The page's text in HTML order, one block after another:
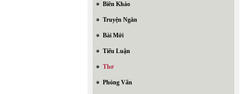
Biên Khảo
Truyện Ngắn
Bài Mới
Tiểu Luận
Thơ
Phỏng Vấn